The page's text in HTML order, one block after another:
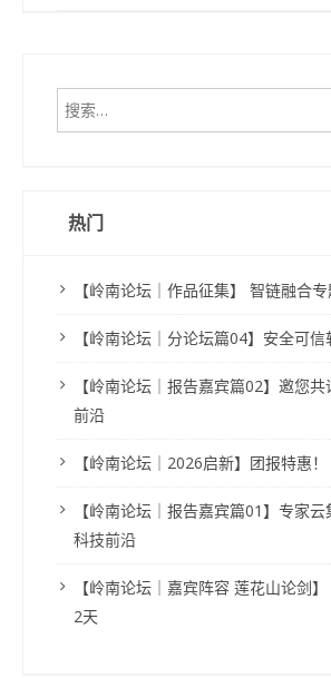
搜
索：
热门
【岭南论坛｜作品征集】 智链融合
【岭南论坛｜分论坛篇04】安全可
【岭南论坛｜报告嘉宾篇02】邀您
前沿
【岭南论坛｜2026启新】团报特惠！
【岭南论坛｜报告嘉宾篇01】专家
科技前沿
【岭南论坛｜嘉宾阵容 莲花山论剑
2天